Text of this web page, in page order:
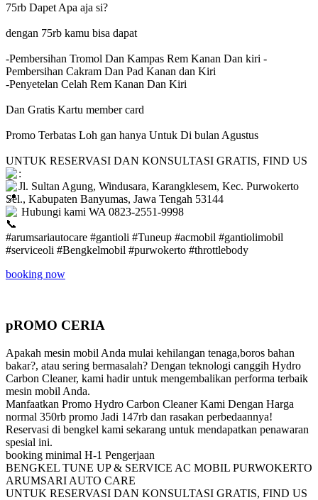
75rb Dapet Apa aja si?
dengan 75rb kamu bisa dapat
-Pembersihan Tromol Dan Kampas Rem Kanan Dan kiri -
Pembersihan Cakram Dan Pad Kanan dan Kiri
-Penyetelan Celah Rem Kanan Dan Kiri
Dan Gratis Kartu member card
Promo Terbatas Loh gan hanya Untuk Di bulan Agustus
UNTUK RESERVASI DAN KONSULTASI GRATIS, FIND US
:
Jl. Sultan Agung, Windusara, Karangklesem, Kec. Purwokerto
Sel., Kabupaten Banyumas, Jawa Tengah 53144
Hubungi kami WA 0823-2551-9998
#arumsariautocare #gantioli #Tuneup #acmobil #gantiolimobil
#serviceoli #Bengkelmobil #purwokerto #throttlebody
booking now
pROMO CERIA
Apakah mesin mobil Anda mulai kehilangan tenaga,boros bahan
bakar?, atau sering bermasalah? Dengan teknologi canggih Hydro
Carbon Cleaner, kami hadir untuk mengembalikan performa terbaik
mesin mobil Anda.
Manfaatkan Promo Hydro Carbon Cleaner Kami Dengan Harga
normal 350rb promo Jadi 147rb dan rasakan perbedaannya!
Reservasi di bengkel kami sekarang untuk mendapatkan penawaran
spesial ini.
booking minimal H-1 Pengerjaan
BENGKEL TUNE UP & SERVICE AC MOBIL PURWOKERTO
ARUMSARI AUTO CARE
UNTUK RESERVASI DAN KONSULTASI GRATIS, FIND US